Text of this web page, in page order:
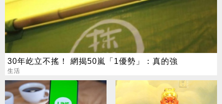
30年屹立不搖！ 網揭50嵐「1優勢」：真的強
生活